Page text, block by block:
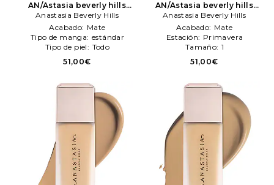
AN/Astasia beverly hills
maquillaje perfecteng
blurreng foundation en
color belleza: N/A Anastasia
Beverly Hills
Anastasia Beverly Hills
Acabado: Mate
Tipo de manga: estándar
Tipo de piel: Todo
51,00€
AN/Astasia beverly hills
maquillaje perfecteng
blurreng foundation en
color belleza: N/A Anastasia
Beverly Hills
Anastasia Beverly Hills
Acabado: Mate
Estación: Primavera
Tamaño: 1
51,00€